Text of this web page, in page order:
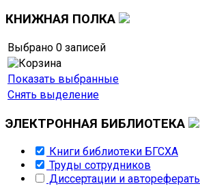
КНИЖНАЯ ПОЛКА
Выбрано 0 записей
Показать выбранные
Снять выделение
ЭЛЕКТРОННАЯ БИБЛИОТЕКА
Книги библиотеки БГСХА
Труды сотрудников
Диссертации и